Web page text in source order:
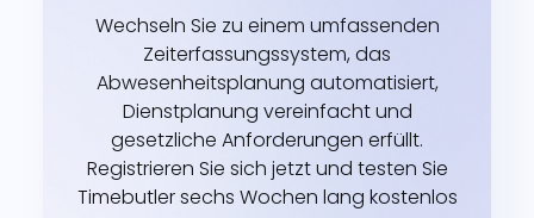
Wechseln Sie zu einem umfassenden
Zeiterfassungssystem, das
Abwesenheitsplanung automatisiert,
Dienstplanung vereinfacht und
gesetzliche Anforderungen erfüllt.
Registrieren Sie sich jetzt und testen Sie
Timebutler sechs Wochen lang kostenlos